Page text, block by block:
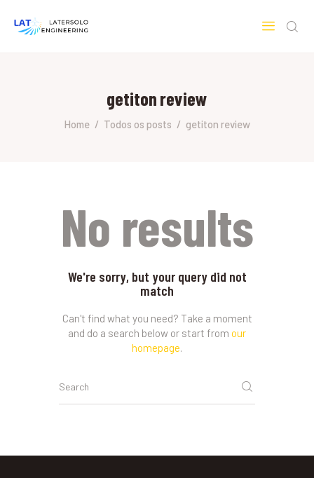
getiton review
Home Todos os posts getiton review
SOBRE A LATERSOLO
No results
We're sorry, but your query did not
match
Can't find what you need? Take a moment
and do a search below or start from our
homepage.